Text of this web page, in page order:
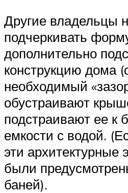
Другие владельцы
подчеркивать
дополнительно
конструкцию дома
необходимый
обустраивают
подстраивают ее к
емкости с водой.
эти архитектурные
были
баней).